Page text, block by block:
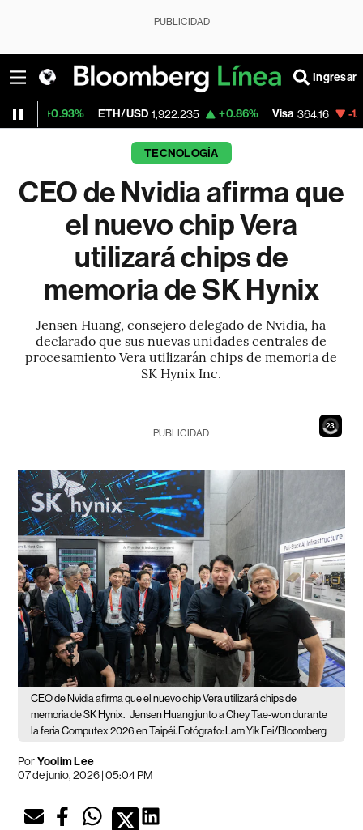
PUBLICIDAD
Ingresar
ETH/USD 1,922.235 +0.86% Visa 364.16 -1.70%
TECNOLOGÍA
CEO de Nvidia afirma que
el nuevo chip Vera
utilizará chips de
memoria de SK Hynix
Jensen Huang, consejero delegado de Nvidia, ha
declarado que sus nuevas unidades centrales de
procesamiento Vera utilizarán chips de memoria de
SK Hynix Inc.
21
PUBLICIDAD
CEO de Nvidia afirma que el nuevo chip Vera utilizará chips de
memoria de SK Hynix. Jensen Huang junto a Chey Tae-won durante
la feria Computex 2026 en Taipéi. Fotógrafo: Lam Yik Fei/Bloomberg
PorYoolim Lee
07 de junio, 2026 | 05:04 PM